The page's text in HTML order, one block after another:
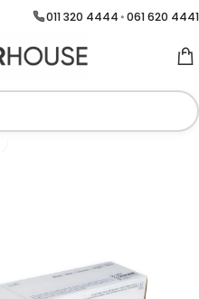
011 320 4444 •061 620 4441